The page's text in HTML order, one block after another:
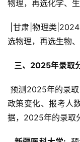
物理，再选化学、
选物理，再选生物
三、2025年录取
预测2025年的录取分数线需要综合考虑多方面因素，包括
政策变化、报考人
据，2025年的录取